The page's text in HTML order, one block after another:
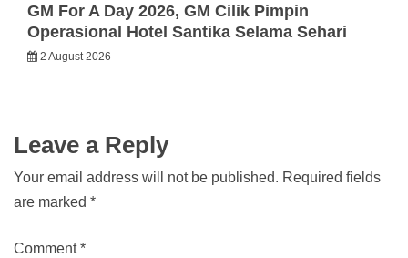
GM For A Day 2026, GM Cilik Pimpin
Operasional Hotel Santika Selama Sehari
2 August 2026
Leave a Reply
Your email address will not be published. Required fields
are marked *
Comment*